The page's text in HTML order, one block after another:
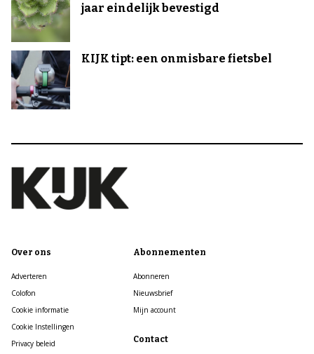
jaar eindelijk bevestigd
KIJK tipt: een onmisbare fietsbel
Over ons
Adverteren
Colofon
Cookie informatie
Cookie Instellingen
Privacy beleid
Abonnementen
Abonneren
Nieuwsbrief
Mijn account
Contact